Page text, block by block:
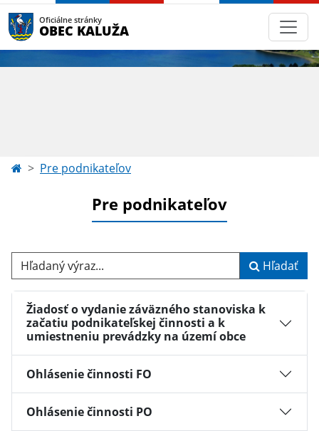
Oficiálne stránky
OBEC KALUŽA
Pre podnikateľov
Pre podnikateľov
Hľadaný výraz... Hľadať
Žiadosť o vydanie záväzného stanoviska k
začatiu podnikateľskej činnosti a k
umiestneniu prevádzky na území obce
Ohlásenie činnosti FO
Ohlásenie činnosti PO